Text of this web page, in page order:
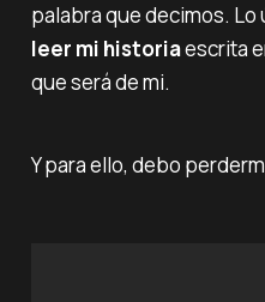
palabra que decimos. Lo
leer mi historiaescrita
que será de mi.
Y para ello, debo